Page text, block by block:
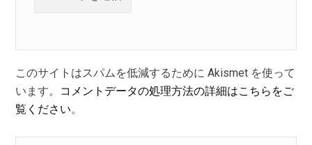
このサイトはスパムを低減するために Akismet を使って
います。 コメントデータの処理方法の詳細はこちらをご
覧ください。